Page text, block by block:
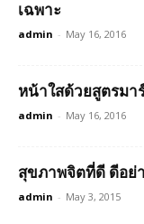
เฉพาะ
admin - May 16, 2016
หน้าใสด้วยสูตรมา
admin - May 16, 2016
สุขภาพจิตที่ดี ดีอย่
admin - May 3, 2015